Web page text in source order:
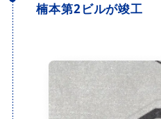
楠本第2ビルが竣工